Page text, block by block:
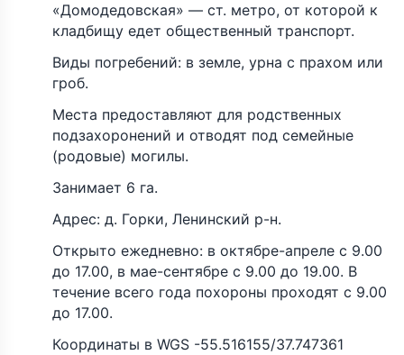
«Домодедовская» — ст. метро, от которой к
кладбищу едет общественный транспорт.
Виды погребений: в земле, урна с прахом или
гроб.
Места предоставляют для родственных
подзахоронений и отводят под семейные
(родовые) могилы.
Занимает 6 га.
Адрес: д. Горки, Ленинский р-н.
Открыто ежедневно: в октябре-апреле с 9.00
до 17.00, в мае-сентябре с 9.00 до 19.00. В
течение всего года похороны проходят с 9.00
до 17.00.
Координаты в WGS -55.516155/37.747361